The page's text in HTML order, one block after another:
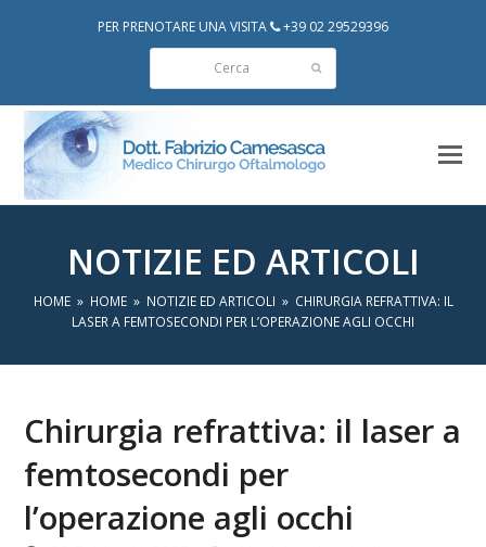
PER PRENOTARE UNA VISITA
+39 02 29529396
NOTIZIE ED ARTICOLI
HOME » HOME » NOTIZIE ED ARTICOLI » CHIRURGIA REFRATTIVA: IL
LASER A FEMTOSECONDI PER L’OPERAZIONE AGLI OCCHI
Chirurgia refrattiva: il laser a
femtosecondi per
l’operazione agli occhi